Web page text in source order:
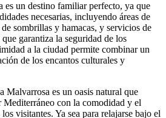
es un destino familiar perfecto, ya que
necesarias, incluyendo áreas de
sombrillas y hamacas, y servicios de
garantiza la seguridad de los
a la ciudad permite combinar un
de los encantos culturales y
Malvarrosa es un oasis natural que
Mediterráneo con la comodidad y el
visitantes. Ya sea para relajarse bajo el